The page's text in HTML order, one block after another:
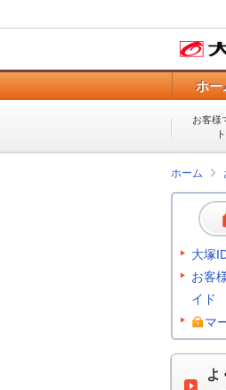
ホー
お客様
ホーム
大塚
お客
イド
マ
よ